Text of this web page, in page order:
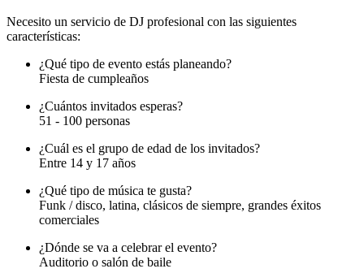
Necesito un servicio de DJ profesional con las siguientes
características:
¿Qué tipo de evento estás planeando?
Fiesta de cumpleaños
¿Cuántos invitados esperas?
51 - 100 personas
¿Cuál es el grupo de edad de los invitados?
Entre 14 y 17 años
¿Qué tipo de música te gusta?
Funk / disco, latina, clásicos de siempre, grandes éxitos
comerciales
¿Dónde se va a celebrar el evento?
Auditorio o salón de baile